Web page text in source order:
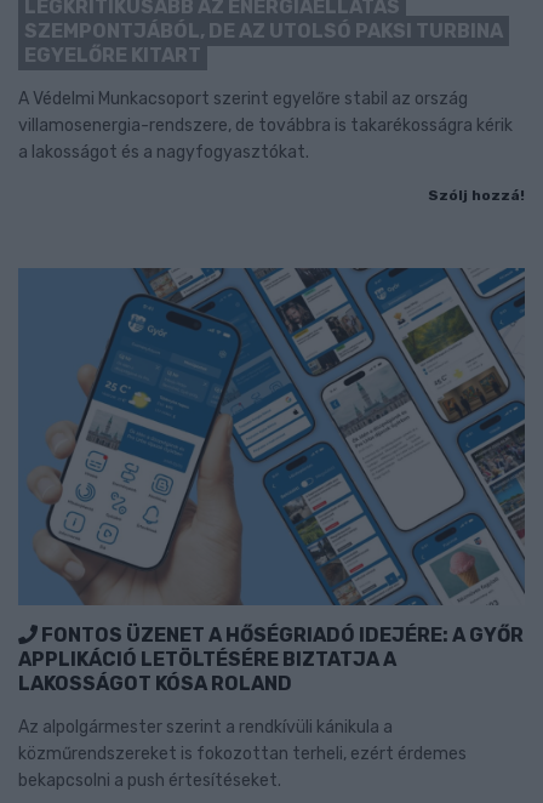
LEGKRITIKUSABB AZ ENERGIAELLÁTÁS
SZEMPONTJÁBÓL, DE AZ UTOLSÓ PAKSI TURBINA
EGYELŐRE KITART
A Védelmi Munkacsoport szerint egyelőre stabil az ország
villamosenergia-rendszere, de továbbra is takarékosságra kérik
a lakosságot és a nagyfogyasztókat.
Szólj hozzá!
FONTOS ÜZENET A HŐSÉGRIADÓ IDEJÉRE: A GYŐR
APPLIKÁCIÓ LETÖLTÉSÉRE BIZTATJA A
LAKOSSÁGOT KÓSA ROLAND
Az alpolgármester szerint a rendkívüli kánikula a
közműrendszereket is fokozottan terheli, ezért érdemes
bekapcsolni a push értesítéseket.